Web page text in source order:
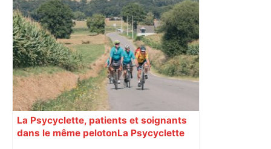
La Psycyclette, patients et soignants
dans le même peloton​​​​​​ La Psycyclette